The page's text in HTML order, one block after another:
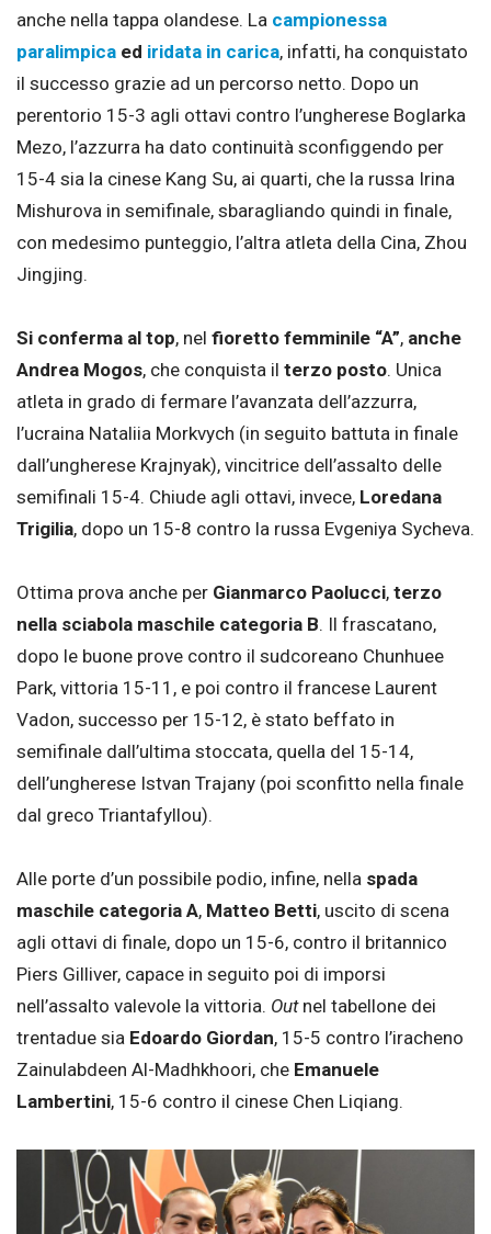
anche nella tappa olandese. La campionessa
paralimpica ed iridata in carica, infatti, ha conquistato
il successo grazie ad un percorso netto. Dopo un
perentorio 15-3 agli ottavi contro l’ungherese Boglarka
Mezo, l’azzurra ha dato continuità sconfiggendo per
15-4 sia la cinese Kang Su, ai quarti, che la russa Irina
Mishurova in semifinale, sbaragliando quindi in finale,
con medesimo punteggio, l’altra atleta della Cina, Zhou
Jingjing.
Si conferma al top, nel fioretto femminile “A”, anche
Andrea Mogos, che conquista il terzo posto. Unica
atleta in grado di fermare l’avanzata dell’azzurra,
l’ucraina Nataliia Morkvych (in seguito battuta in finale
dall’ungherese Krajnyak), vincitrice dell’assalto delle
semifinali 15-4. Chiude agli ottavi, invece, Loredana
Trigilia, dopo un 15-8 contro la russa Evgeniya Sycheva.
Ottima prova anche per Gianmarco Paolucci, terzo
nella sciabola maschile categoria B. Il frascatano,
dopo le buone prove contro il sudcoreano Chunhuee
Park, vittoria 15-11, e poi contro il francese Laurent
Vadon, successo per 15-12, è stato beffato in
semifinale dall’ultima stoccata, quella del 15-14,
dell’ungherese Istvan Trajany (poi sconfitto nella finale
dal greco Triantafyllou).
Alle porte d’un possibile podio, infine, nella spada
maschile categoria A, Matteo Betti, uscito di scena
agli ottavi di finale, dopo un 15-6, contro il britannico
Piers Gilliver, capace in seguito poi di imporsi
nell’assalto valevole la vittoria. Outnel tabellone dei
trentadue sia Edoardo Giordan, 15-5 contro l’iracheno
Zainulabdeen Al-Madhkhoori, che Emanuele
Lambertini, 15-6 contro il cinese Chen Liqiang.